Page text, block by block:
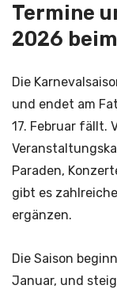
Termine
2026
Die
und endet am
17. Februar fällt.
Paraden,
gibt es
ergänzen.
Die Saison
Januar, und